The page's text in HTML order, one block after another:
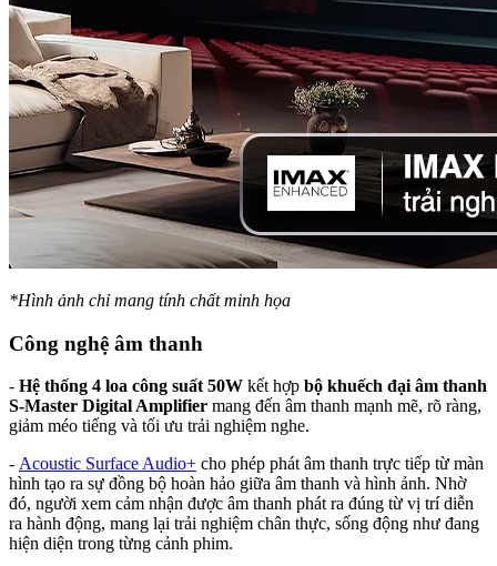
*Hình ảnh chỉ mang tính chất minh họa
Công nghệ âm thanh
- Hệ thống 4 loa công suất 50W kết hợp bộ khuếch đại âm thanh
S-Master Digital Amplifier mang đến âm thanh mạnh mẽ, rõ ràng,
giảm méo tiếng và tối ưu trải nghiệm nghe.
- Acoustic Surface Audio+ cho phép phát âm thanh trực tiếp từ màn
hình tạo ra sự đồng bộ hoàn hảo giữa âm thanh và hình ảnh. Nhờ
đó, người xem cảm nhận được âm thanh phát ra đúng từ vị trí diễn
ra hành động, mang lại trải nghiệm chân thực, sống động như đang
hiện diện trong từng cảnh phim.